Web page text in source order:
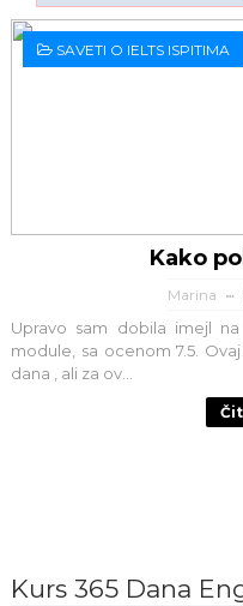
SAVETI O IELTS ISPITIMA
Kako
Marina
Upravo sam dobila imejl
module, sa ocenom 7.5.
dana , ali za ov...
Kurs 365 Dana